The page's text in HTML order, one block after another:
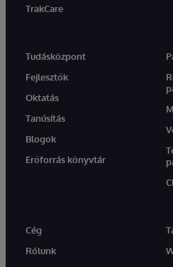
TrakCare
Tudásközpont
Fejlesztők
Oktatás
Tanúsítás
Blogok
Erőforrás könyvtár
Cég
Rólunk